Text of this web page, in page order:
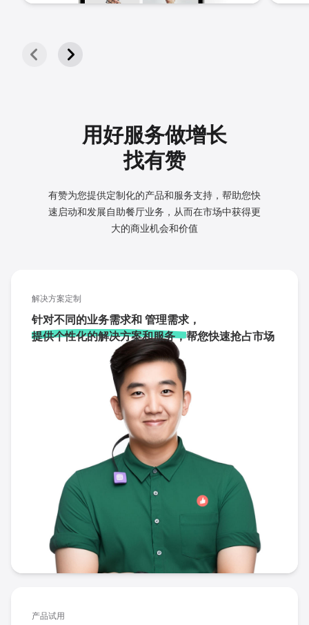
用好服务做增长
找有赞
有赞为您提供定制化的产品和服务支持，帮助您快
速启动和发展自助餐厅业务，从而在市场中获得更
大的商业机会和价值
解决方案定制
针对不同的业务需求和 管理需求，
提供个性化的解决方案和服务，帮您快速抢占市场
产品试用